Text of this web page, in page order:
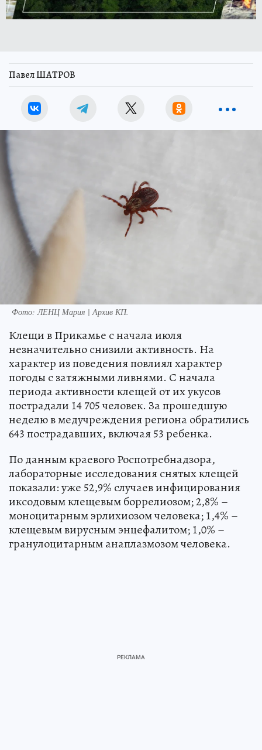
Павел ШАТРОВ
Фото:ЛЕНЦ Мария | Архив КП.
Клещи в Прикамье с начала июля
незначительно снизили активность. На
характер из поведения повлиял характер
погоды с затяжными ливнями. С начала
периода активности клещей от их укусов
пострадали 14 705 человек. За прошедшую
неделю в медучреждения региона обратились
643 пострадавших, включая 53 ребенка.
По данным краевого Роспотребнадзора,
лабораторные исследования снятых клещей
показали: уже 52,9% случаев инфицирования
иксодовым клещевым боррелиозом; 2,8% –
моноцитарным эрлихиозом человека; 1,4% –
клещевым вирусным энцефалитом; 1,0% –
гранулоцитарным анаплазмозом человека.